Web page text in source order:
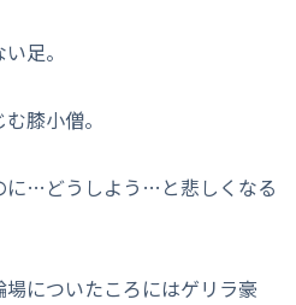
足。
膝小僧。
に…どうしよう…と悲しくなる
についたころにはゲリラ豪